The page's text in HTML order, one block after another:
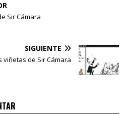
Sir Cámara
SIGUIENTE
viñetas de Sir Cámara